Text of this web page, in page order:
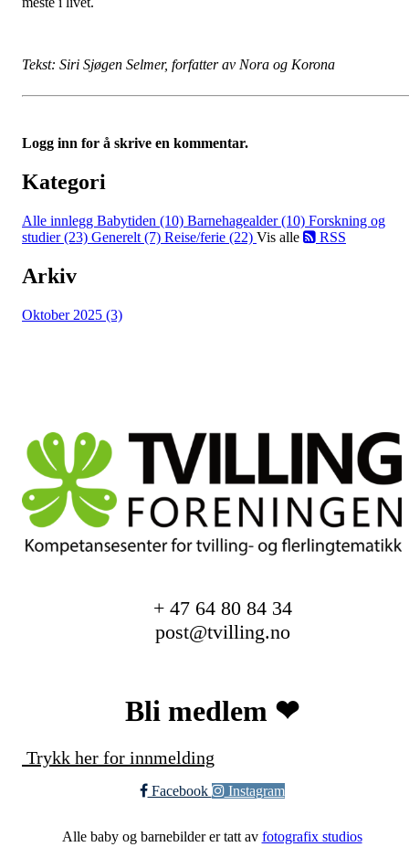
Tekst: Siri Sjøgen Selmer, forfatter av Nora og Korona
Logg inn for å skrive en kommentar.
Kategori
Alle innlegg Babytiden (10) Barnehagealder (10) Forskning og
studier (23) Generelt (7) Reise/ferie (22) Vis alle RSS
Arkiv
Oktober 2025 (3)
+ 47 64 80 84 34
post@tvilling.no
Bli medlem ❤︎
Trykk her for innmelding
Facebook Instagram
Alle baby og barnebilder er tatt av fotografix studios